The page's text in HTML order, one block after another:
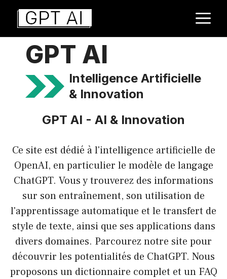
Aller
contenu
GPT AI
Intelligence Artificielle
& Innovation
GPT AI - AI & Innovation
Ce site est dédié à l'intelligence artificielle de
OpenAI, en particulier le modèle de langage
ChatGPT. Vous y trouverez des informations
sur son entraînement, son utilisation de
l'apprentissage automatique et le transfert de
style de texte, ainsi que ses applications dans
divers domaines. Parcourez notre site pour
découvrir les potentialités de ChatGPT. Nous
proposons un dictionnaire complet et un FAQ